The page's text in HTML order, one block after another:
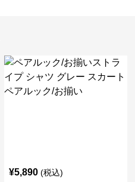
¥5,890 (税込)